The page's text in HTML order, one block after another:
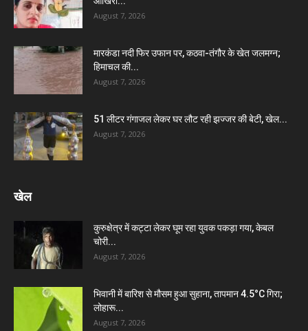
August 7, 2026
मारकंडा नदी फिर उफान पर, कठवा-तंगौर के खेत जलमग्न;
हिमाचल की...
August 7, 2026
51 लीटर गंगाजल लेकर घर लौट रही झज्जर की बेटी, खेल...
August 7, 2026
खेल
कुरुक्षेत्र में कट्टा लेकर घूम रहा युवक पकड़ा गया, केबल
चोरी...
August 7, 2026
भिवानी में बारिश से मौसम हुआ सुहाना, तापमान 4.5°C गिरा;
लोहारू...
August 7, 2026